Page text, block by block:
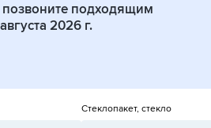
подходящим
2026 г.
Стеклопакет, стекло